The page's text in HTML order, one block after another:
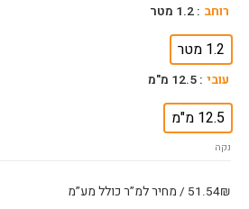
רוחב : 1.2 מטר
1.2 מטר
עובי : 12.5 מ"מ
12.5 מ"מ
נקה
51.54₪ / מחיר למ”ר כולל מע”מ
איקס